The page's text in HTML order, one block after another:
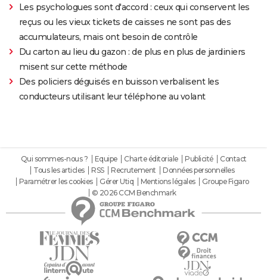
Les psychologues sont d'accord : ceux qui conservent les
reçus ou les vieux tickets de caisses ne sont pas des
accumulateurs, mais ont besoin de contrôle
Du carton au lieu du gazon : de plus en plus de jardiniers
misent sur cette méthode
Des policiers déguisés en buisson verbalisent les
conducteurs utilisant leur téléphone au volant
Qui sommes-nous ? Equipe Charte éditoriale Publicité
Contact
Tous les articles
RSS Recrutement
Données personnelles
Paramétrer les cookies
Gérer Utiq Mentions légales
Groupe Figaro
© 2026 CCM Benchmark